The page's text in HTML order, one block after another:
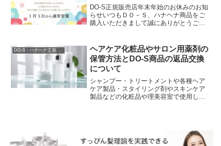
DO-S正規販売店年末年始のお休みのお知
らせいつもＤＯ－Ｓ、ハナヘナ商品をご
購入いただきまして誠にありがとうござ
ショッ...
DO-S・ハナヘナ正規販売店
ヘアケア化粧品やサロン用薬剤の
保管方法とDO-S商品の返品交換
について
シャンプー・トリートメントや各種ヘア
ケア製品・スタイリング剤やスキンケア
製品などの化粧品や理美容室で使用して